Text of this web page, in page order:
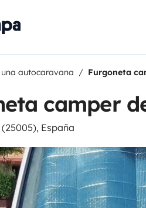
autocaravana Furgoneta
camper
España